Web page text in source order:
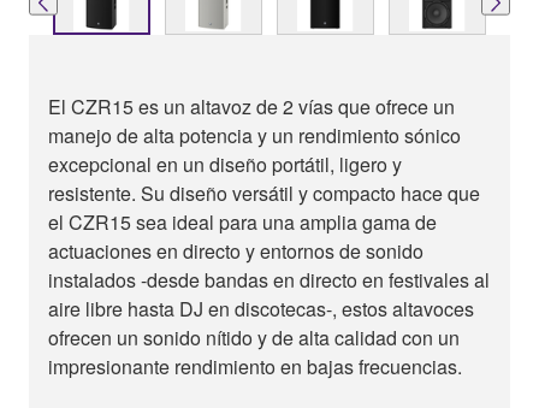
El CZR15 es un altavoz de 2 vías que ofrece un
manejo de alta potencia y un rendimiento sónico
excepcional en un diseño portátil, ligero y
resistente. Su diseño versátil y compacto hace que
el CZR15 sea ideal para una amplia gama de
actuaciones en directo y entornos de sonido
instalados -desde bandas en directo en festivales al
aire libre hasta DJ en discotecas-, estos altavoces
ofrecen un sonido nítido y de alta calidad con un
impresionante rendimiento en bajas frecuencias.